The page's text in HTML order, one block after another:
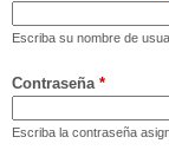
Escriba su nombre de
Contraseña *
Escriba la contraseña